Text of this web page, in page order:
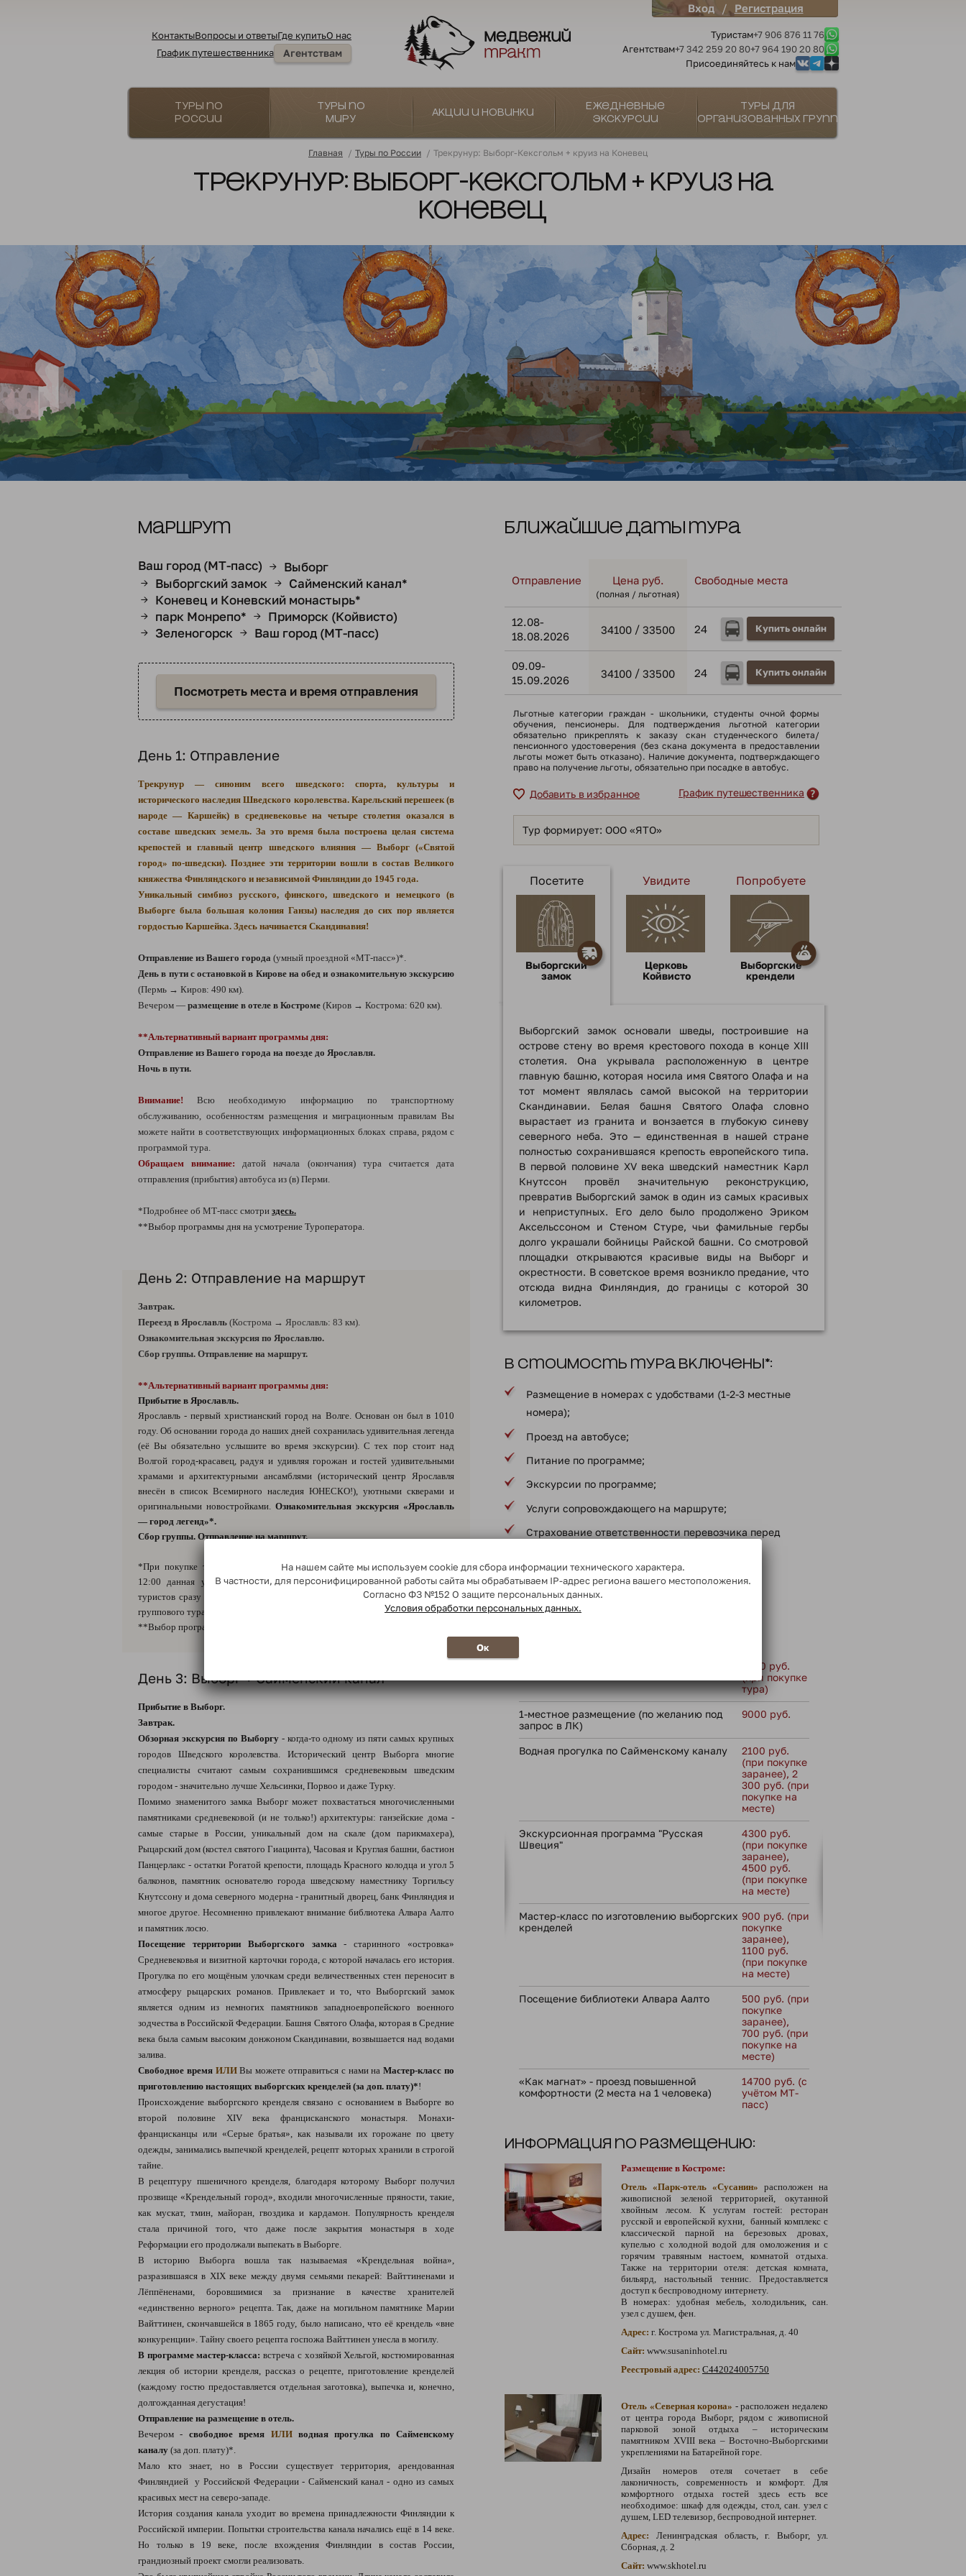
Вход / Регистрация
КонтактыВопросы и ответыГде купитьО нас
График путешественника
Агентствам
Туристам+7 906 876 11 76
Агентствам+7 342 259 20 80+7 964 190 20 80
Присоединяйтесь к нам
Туры по
России
Туры по
миру
Акции и новинки
Ежедневные
экскурсии
Туры для
организованных групп
Главная / Туры по России / Трекрунур: Выборг-Кексгольм + круиз на Коневец
Трекрунур: Выборг-Кексгольм + круиз на
Коневец
Маршрут
Ваш город (МТ-пасс) → Выборг
→ Выборгский замок → Сайменский канал*
→ Коневец и Коневский монастырь*
→ парк Монрепо* → Приморск (Койвисто)
→ Зеленогорск → Ваш город (МТ-пасс)
Посмотреть места и время отправления
День 1: Отправление
Трекрунур — синоним всего шведского: спорта, культуры и
исторического наследия Шведского королевства. Карельский перешеек (в
народе — Каршейк) в средневековье на четыре столетия оказался в
составе шведских земель. За это время была построена целая система
крепостей и главный центр шведского влияния — Выборг («Святой
город» по-шведски). Позднее эти территории вошли в состав Великого
княжества Финляндского и независимой Финляндии до 1945 года.
Уникальный симбиоз русского, финского, шведского и немецкого (в
Выборге была большая колония Ганзы) наследия до сих пор является
гордостью Каршейка. Здесь начинается Скандинавия!
Отправление из Вашего города (умный проездной «МТ-пасс»)*.
День в пути с остановкой в Кирове на обед и ознакомительную экскурсию
(Пермь → Киров: 490 км).
Вечером — размещение в отеле в Костроме (Киров → Кострома: 620 км).
**Альтернативный вариант программы дня:
Отправление из Вашего города на поезде до Ярославля.
Ночь в пути.
Внимание! Всю необходимую информацию по транспортному
обслуживанию, особенностям размещения и миграционным правилам Вы
можете найти в соответствующих информационных блоках справа, рядом с
программой тура.
Обращаем внимание:датой начала (окончания) тура считается дата
отправления (прибытия) автобуса из (в) Перми.
*Подробнее об МТ-пасс смотри здесь.
**Выбор программы дня на усмотрение Туроператора.
День 2: Отправление на маршрут
Завтрак.
Переезд в Ярославль (Кострома → Ярославль: 83 км).
Ознакомительная экскурсия по Ярославлю.
Сбор группы. Отправление на маршрут.
**Альтернативный вариант программы дня:
Прибытие в Ярославль.
Ярославль - первый христианский город на Волге. Основан он был в 1010
году. Об основании города до наших дней сохранилась удивительная легенда
(её Вы обязательно услышите во время экскурсии). С тех пор стоит над
Волгой город-красавец, радуя и удивляя горожан и гостей удивительными
храмами и архитектурными ансамблями (исторический центр Ярославля
внесён в список Всемирного наследия ЮНЕСКО!), уютными скверами и
оригинальными новостройками. Ознакомительная экскурсия «Ярославль
— город легенд»*.
Сбор группы. Отправление на маршрут.
*При покупке туров от «Медвежий тракт», стартующих из Ярославля в
12:00 данная услуга не предоставляется. После прибытия в Ярославль
туристов сразу подвозят к основному автобусу, следующему по маршруту
группового тура.
**Выбор программы дня на усмотрение Туроператора.
День 3: Выборг + Сайменский канал*
Прибытие в Выборг.
Завтрак.
Обзорная экскурсия по Выборгу- когда-то одному из пяти самых крупных
городов Шведского королевства. Исторический центр Выборга многие
специалисты считают самым сохранившимся средневековым шведским
городом - значительно лучше Хельсинки, Порвоо и даже Турку.
Помимо знаменитого замка Выборг может похвастаться многочисленными
памятниками средневековой (и не только!) архитектуры: ганзейские дома -
самые старые в России, уникальный дом на скале (дом парикмахера),
Рыцарский дом (костел святого Гиацинта), Часовая и Круглая башни, бастион
Панцерлакс - остатки Рогатой крепости, площадь Красного колодца и угол 5
балконов, памятник основателю города шведскому наместнику Торгильсу
Кнутссону и дома северного модерна - гранитный дворец, банк Финляндия и
многое другое. Несомненно привлекают внимание библиотека Алвара Аалто
и памятник лосю.
Посещение территории Выборгского замка - старинного «островка»
Средневековья и визитной карточки города, с которой началась его история.
Прогулка по его мощёным улочкам среди величественных стен переносит в
атмосферу рыцарских романов. Привлекает и то, что Выборгский замок
является одним из немногих памятников западноевропейского военного
зодчества в Российской Федерации. Башня Святого Олафа, которая в Средние
века была самым высоким донжоном Скандинавии, возвышается над водами
залива.
Свободное время ИЛИ Вы можете отправиться с нами на Мастер-класс по
приготовлению настоящих выборгских кренделей (за доп. плату)*!
Происхождение выборгского кренделя связано с основанием в Выборге во
второй половине XIV века францисканского монастыря. Монахи-
францисканцы или «Серые братья», как называли их горожане по цвету
одежды, занимались выпечкой кренделей, рецепт которых хранили в строгой
тайне.
В рецептуру пшеничного кренделя, благодаря которому Выборг получил
прозвище «Крендельный город», входили многочисленные пряности, такие,
как мускат, тмин, майоран, гвоздика и кардамон. Популярность кренделя
стала причиной того, что даже после закрытия монастыря в ходе
Реформации его продолжали выпекать в Выборге.
В историю Выборга вошла так называемая «Крендельная война»,
разразившаяся в XIX веке между двумя семьями пекарей: Вайттиненами и
Лёппёненами, боровшимися за признание в качестве хранителей
«единственно верного» рецепта. Так, даже на могильном памятнике Марии
Вайттинен, скончавшейся в 1865 году, было написано, что её крендель «вне
конкуренции». Тайну своего рецепта госпожа Вайттинен унесла в могилу.
В программе мастер-класса: встреча с хозяйкой Хельгой, костюмированная
лекция об истории кренделя, рассказ о рецепте, приготовление кренделей
(каждому гостю предоставляется отдельная заготовка), выпечка и, конечно,
долгожданная дегустация!
Отправление на размещение в отель.
Вечером - свободное время ИЛИводная прогулка по Сайменскому
каналу (за доп. плату)*.
Мало кто знает, но в России существует территория, арендованная
Финляндией у Российской Федерации - Сайменский канал - одно из самых
красивых мест на северо-западе.
История создания канала уходит во времена принадлежности Финляндии к
Российской империи. Попытки строительства канала начались ещё в 14 веке.
Но только в 19 веке, после вхождения Финляндии в состав России,
грандиозный проект смогли реализовать.
Ближайшие даты тура
Отправление Цена руб.
(полная / льготная)
Свободные места
12.08-
18.08.2026
34100 / 33500 24 Купить онлайн
09.09-
15.09.2026
34100 / 33500 24 Купить онлайн
Льготные категории граждан - школьники, cтуденты очной формы
обучения, пенсионеры. Для подтверждения льготной категории
обязательно прикреплять к заказу скан студенческого билета/
пенсионного удостоверения (без скана документа в предоставлении
льготы может быть отказано). Наличие документа, подтверждающего
право на получение льготы, обязательно при посадке в автобус.
Добавить в избранное График путешественника
Тур формирует: ООО «ЯТО»
Посетите
Выборгский
замок
Увидите
Церковь
Койвисто
Попробуете
Выборгские
крендели
Выборгский замок основали шведы, построившие на
острове стену во время крестового похода в конце XIII
столетия. Она укрывала расположенную в центре
главную башню, которая носила имя Святого Олафа и на
тот момент являлась самой высокой на территории
Скандинавии. Белая башня Святого Олафа словно
вырастает из гранита и вонзается в глубокую синеву
северного неба. Это — единственная в нашей стране
полностью сохранившаяся крепость европейского типа.
В первой половине XV века шведский наместник Карл
Кнутссон провёл значительную реконструкцию,
превратив Выборгский замок в один из самых красивых
и неприступных. Его дело было продолжено Эриком
Аксельссоном и Стеном Стуре, чьи фамильные гербы
долго украшали бойницы Райской башни. Со смотровой
площадки открываются красивые виды на Выборг и
окрестности. В советское время возникло предание, что
отсюда видна Финляндия, до границы с которой 30
километров.
В стоимость тура включены*:
Размещение в номерах с удобствами (1-2-3 местные
номера);
Проезд на автобусе;
Питание по программе;
Экскурсии по программе;
Услуги сопровождающего на маршруте;
Страхование ответственности перевозчика перед
* в соответствии с программой тура
В стоимость тура не входит:
4700 руб.
(при покупке
тура)
1-местное размещение (по желанию под
запрос в ЛК)
9000 руб.
Водная прогулка по Сайменскому каналу
2100 руб.
(при покупке
заранее), 2
300 руб. (при
покупке на
месте)
Экскурсионная программа "Русская
Швеция"
4300 руб.
(при покупке
заранее),
4500 руб.
(при покупке
на месте)
Мастер-класс по изготовлению выборгских
кренделей
900 руб. (при
покупке
заранее),
1100 руб.
(при покупке
на месте)
Посещение библиотеки Алвара Аалто
500 руб. (при
покупке
заранее),
700 руб. (при
покупке на
месте)
«Как магнат» - проезд повышенной
комфортности (2 места на 1 человека)
14700 руб. (с
учётом МТ-
пасс)
Информация по размещению:
Размещение в Костроме:
Отель «Парк-отель «Сусанин» расположен на
живописной зеленой территорией, окутанной
хвойным лесом. К услугам гостей: ресторан
русской и европейской кухни, банный комплекс с
классической парной на березовых дровах,
купелью с холодной водой для омоложения и с
горячим травяным настоем, комнатой отдыха.
Также на территории отеля: детская комната,
бильярд, настольный теннис. Предоставляется
доступ к беспроводному интернету.
В номерах: удобная мебель, холодильник, сан.
узел с душем, фен.
Адрес: г. Кострома ул. Магистральная, д. 40
Сайт: www.susaninhotel.ru
Реестровый адрес: С442024005750
Отель «Северная корона» - расположен недалеко
от центра города Выборг, рядом с живописной
парковой зоной отдыха – историческим
памятником XVIII века – Восточно-Выборгскими
укреплениями на Батарейной горе.
Дизайн номеров отеля сочетает в себе
лаконичность, современность и комфорт. Для
комфортного отдыха гостей здесь есть все
необходимое: шкаф для одежды, стол, сан. узел с
душем, LED телевизор, беспроводной интернет.
Адрес: Ленинградская область, г. Выборг, ул.
Сборная, д. 2
Сайт: www.skhotel.ru
На нашем сайте мы используем cookie для сбора информации технического характера.
В частности, для персонифицированной работы сайта мы обрабатываем IP-адрес региона вашего местоположения.
Согласно ФЗ №152 О защите персональных данных.
Условия обработки персональных данных.
Ок